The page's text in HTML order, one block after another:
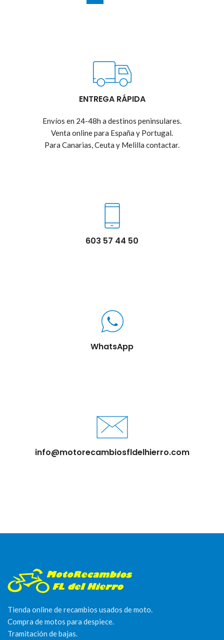
ENTREGA RÁPIDA
Envíos en 24-48h a destinos peninsulares.
Venta online para España y Portugal.
Para Canarias, Ceuta y Melilla contactar.
603 57 44 50
WhatsApp
info@motorecambiosfldelhierro.com
Tienda online de recambios usados de moto.
Compra de motos para despiece.
Tramitación de bajas.